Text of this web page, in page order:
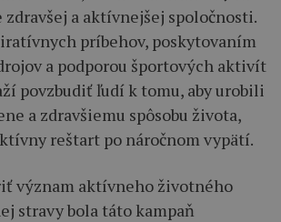
zdravšej a aktívnejšej spoločnosti.
príbehov, poskytovaním
a podporou športových aktivít
povzbudiť ľudí k tomu, aby urobili
a zdravšiemu spôsobu života,
reštart po náročnom vypätí.
význam aktívneho životného
stravy bola táto kampaň